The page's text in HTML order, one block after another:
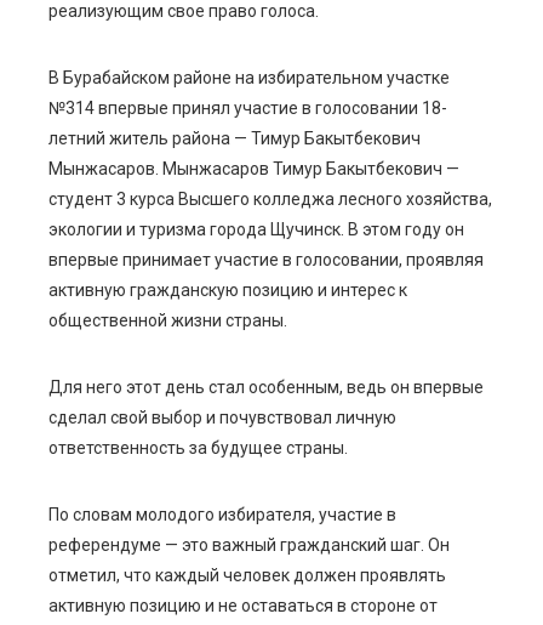
реализующим свое право голоса.
В Бурабайском районе на избирательном участке
№314 впервые принял участие в голосовании 18-
летний житель района — Тимур Бакытбекович
Мынжасаров. Мынжасаров Тимур Бакытбекович —
студент 3 курса Высшего колледжа лесного хозяйства,
экологии и туризма города Щучинск. В этом году он
впервые принимает участие в голосовании, проявляя
активную гражданскую позицию и интерес к
общественной жизни страны.
Для него этот день стал особенным, ведь он впервые
сделал свой выбор и почувствовал личную
ответственность за будущее страны.
По словам молодого избирателя, участие в
референдуме — это важный гражданский шаг. Он
отметил, что каждый человек должен проявлять
активную позицию и не оставаться в стороне от